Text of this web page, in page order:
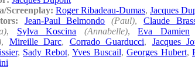
Screenplay: Roger Ribadeau-Dumas, Jacques
Jean-Paul Belmondo (Paul), Claude
, Sylva Koscina (Annabelle),Eva Damien
, Mireille Darc, Corrado Guarducci, Jacques
, Sady Rebot, Yves Buscail, Georges Hubert,